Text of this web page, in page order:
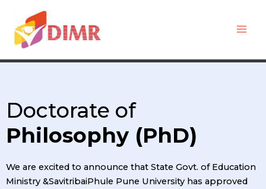
content
Doctorate of
Philosophy (PhD)
We are excited to announce that State Govt. of Education
Ministry &SavitribaiPhule Pune University has approved